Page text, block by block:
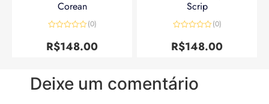
Corean
0
de
(0)
R$148.00
Scrip
0
de
(0)
R$148.00
Deixe um comentário